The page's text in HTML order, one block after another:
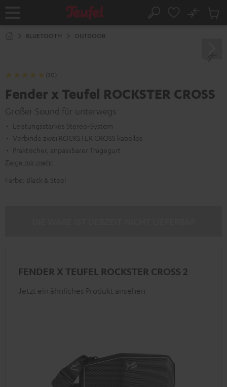
Startseite Suche
No
BLUETOOTH OUTDOOR
(30)
Fender x Teufel ROCKSTER CROSS
Großer Sound für unterwegs
Leistungsstarkes Stereo-System
Verbinde zwei ROCKSTER CROSS kabellos
Praktischer, anpassbarer Tragegurt
Zeige mir mehr
Farbe: Black & Steel
FENDER X TEUFEL ROCKSTER CROSS 2
Jetzt ein ähnliches Produkt ansehen